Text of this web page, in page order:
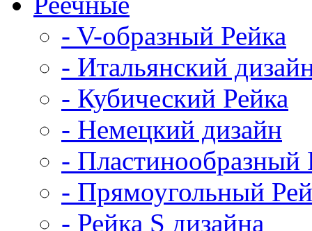
- V-образный Рейка
- Итальянский
- Кубический Рейка
- Немецкий дизайн
- Пластинообразный
- Прямоугольный
- Рейка S дизайна